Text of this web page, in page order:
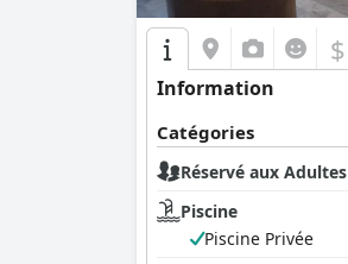
$
Information
Catégories
Réservé aux Adultes
Piscine
Piscine Privée